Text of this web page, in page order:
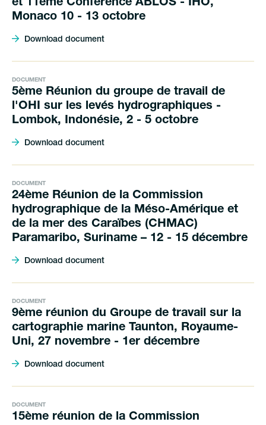
et 11ème Conférence ABLOS - IHO,
Monaco 10 - 13 octobre
Download document
DOCUMENT
5ème Réunion du groupe de travail de
l'OHI sur les levés hydrographiques -
Lombok, Indonésie, 2 - 5 octobre
Download document
DOCUMENT
24ème Réunion de la Commission
hydrographique de la Méso-Amérique et
de la mer des Caraïbes (CHMAC)
Paramaribo, Suriname – 12 - 15 décembre
Download document
DOCUMENT
9ème réunion du Groupe de travail sur la
cartographie marine Taunton, Royaume-
Uni, 27 novembre - 1er décembre
Download document
DOCUMENT
15ème réunion de la Commission